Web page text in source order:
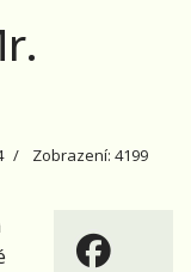
Zobrazení: 4199